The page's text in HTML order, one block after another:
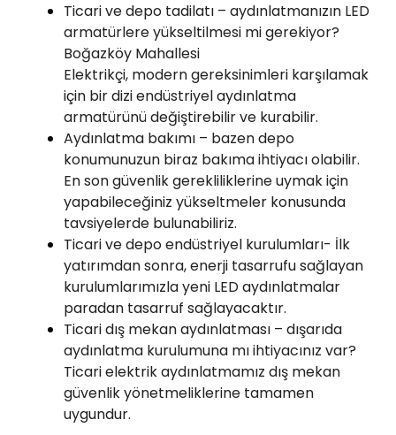
Ticari ve depo tadilatı – aydınlatmanızın LED
armatürlere yükseltilmesi mi gerekiyor?
Boğazköy Mahallesi
Elektrikçi, modern gereksinimleri karşılamak
için bir dizi endüstriyel aydınlatma
armatürünü değiştirebilir ve kurabilir.
Aydınlatma bakımı – bazen depo
konumunuzun biraz bakıma ihtiyacı olabilir.
En son güvenlik gerekliliklerine uymak için
yapabileceğiniz yükseltmeler konusunda
tavsiyelerde bulunabiliriz.
Ticari ve depo endüstriyel kurulumları- İlk
yatırımdan sonra, enerji tasarrufu sağlayan
kurulumlarımızla yeni LED aydınlatmalar
paradan tasarruf sağlayacaktır.
Ticari dış mekan aydınlatması – dışarıda
aydınlatma kurulumuna mı ihtiyacınız var?
Ticari elektrik aydınlatmamız dış mekan
güvenlik yönetmeliklerine tamamen
uygundur.